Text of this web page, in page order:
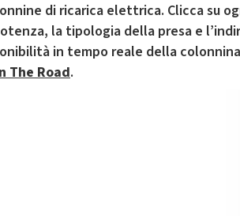
di ricarica elettrica. Clicca su
la tipologia della presa e
in tempo reale della
The Road.
Il servizio di mobilità